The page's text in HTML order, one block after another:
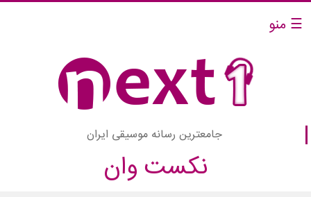
☰ منو
جامعترین رسانه موسیقی ایران
نکست وان